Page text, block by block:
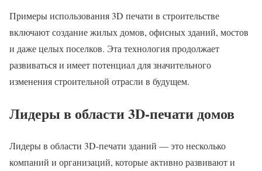
Примеры использования 3D печати в строительстве
включают создание жилых домов, офисных зданий, мостов
и даже целых поселков. Эта технология продолжает
развиваться и имеет потенциал для значительного
изменения строительной отрасли в будущем.
Лидеры в области 3D-печати домов
Лидеры в области 3D-печати зданий — это несколько
компаний и организаций, которые активно развивают и